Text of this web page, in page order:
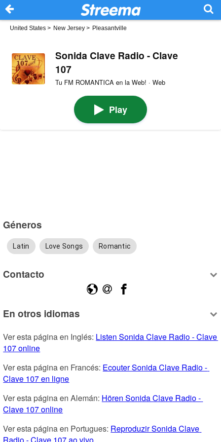
United States > New Jersey > Pleasantville
Sonida Clave Radio - Clave
107
Tu FM ROMANTICA en la Web! · Web
Play
Géneros
Latin Love Songs Romantic
Contacto
En otros idiomas
Ver esta página en Inglés: Listen Sonida Clave Radio - Clave
107 online
Ver esta página en Francés: Ecouter Sonida Clave Radio -
Clave 107 en ligne
Ver esta página en Alemán: Hören Sonida Clave Radio -
Clave 107 online
Ver esta página en Portugues: Reproduzir Sonida Clave
Radio - Clave 107 ao vivo